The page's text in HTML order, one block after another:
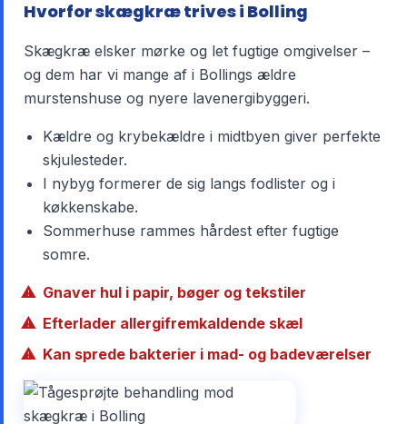
Hvorfor skægkræ trives i Bolling
Skægkræ elsker mørke og let fugtige omgivelser –
og dem har vi mange af i Bollings ældre
murstenshuse og nyere lavenergibyggeri.
Kældre og krybekældre i midtbyen giver perfekte
skjulesteder.
I nybyg formerer de sig langs fodlister og i
køkkenskabe.
Sommerhuse rammes hårdest efter fugtige
somre.
Gnaver hul i papir, bøger og tekstiler
Efterlader allergifremkaldende skæl
Kan sprede bakterier i mad- og badeværelser